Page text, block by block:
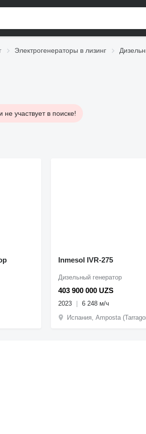
Электрогенераторы в лизинг
не участвует в поиске!
Inmesol IVR-275
403 900 000 UZS
Дизельный генератор
2023
6 248 м/ч
Испания, Amposta